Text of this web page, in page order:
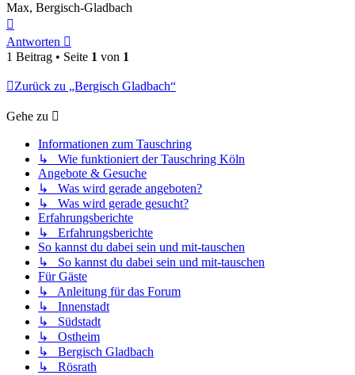
Max, Bergisch-Gladbach
oben
Antworten
1 Beitrag • Seite 1 von 1
Zurück zu „Bergisch Gladbach“
Gehe zu
Informationen zum Tauschring
↳ Wie funktioniert der Tauschring Köln
Angebote & Gesuche
↳ Was wird gerade angeboten?
↳ Was wird gerade gesucht?
Erfahrungsberichte
↳ Erfahrungsberichte
So kannst du dabei sein und mit-tauschen
↳ So kannst du dabei sein und mit-tauschen
Für Gäste
↳ Anleitung für das Forum
↳ Innenstadt
↳ Südstadt
↳ Ostheim
↳ Bergisch Gladbach
↳ Rösrath